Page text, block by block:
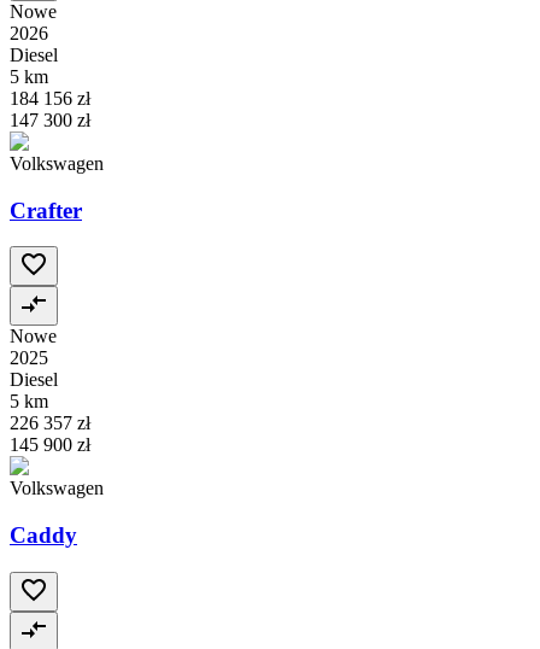
Nowe
2026
Diesel
5 km
184 156 zł
147 300 zł
Volkswagen
Crafter
Nowe
2025
Diesel
5 km
226 357 zł
145 900 zł
Volkswagen
Caddy